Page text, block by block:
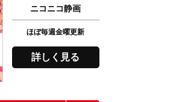
ニコニコ静画
ほぼ毎週金曜更新
詳しく見る